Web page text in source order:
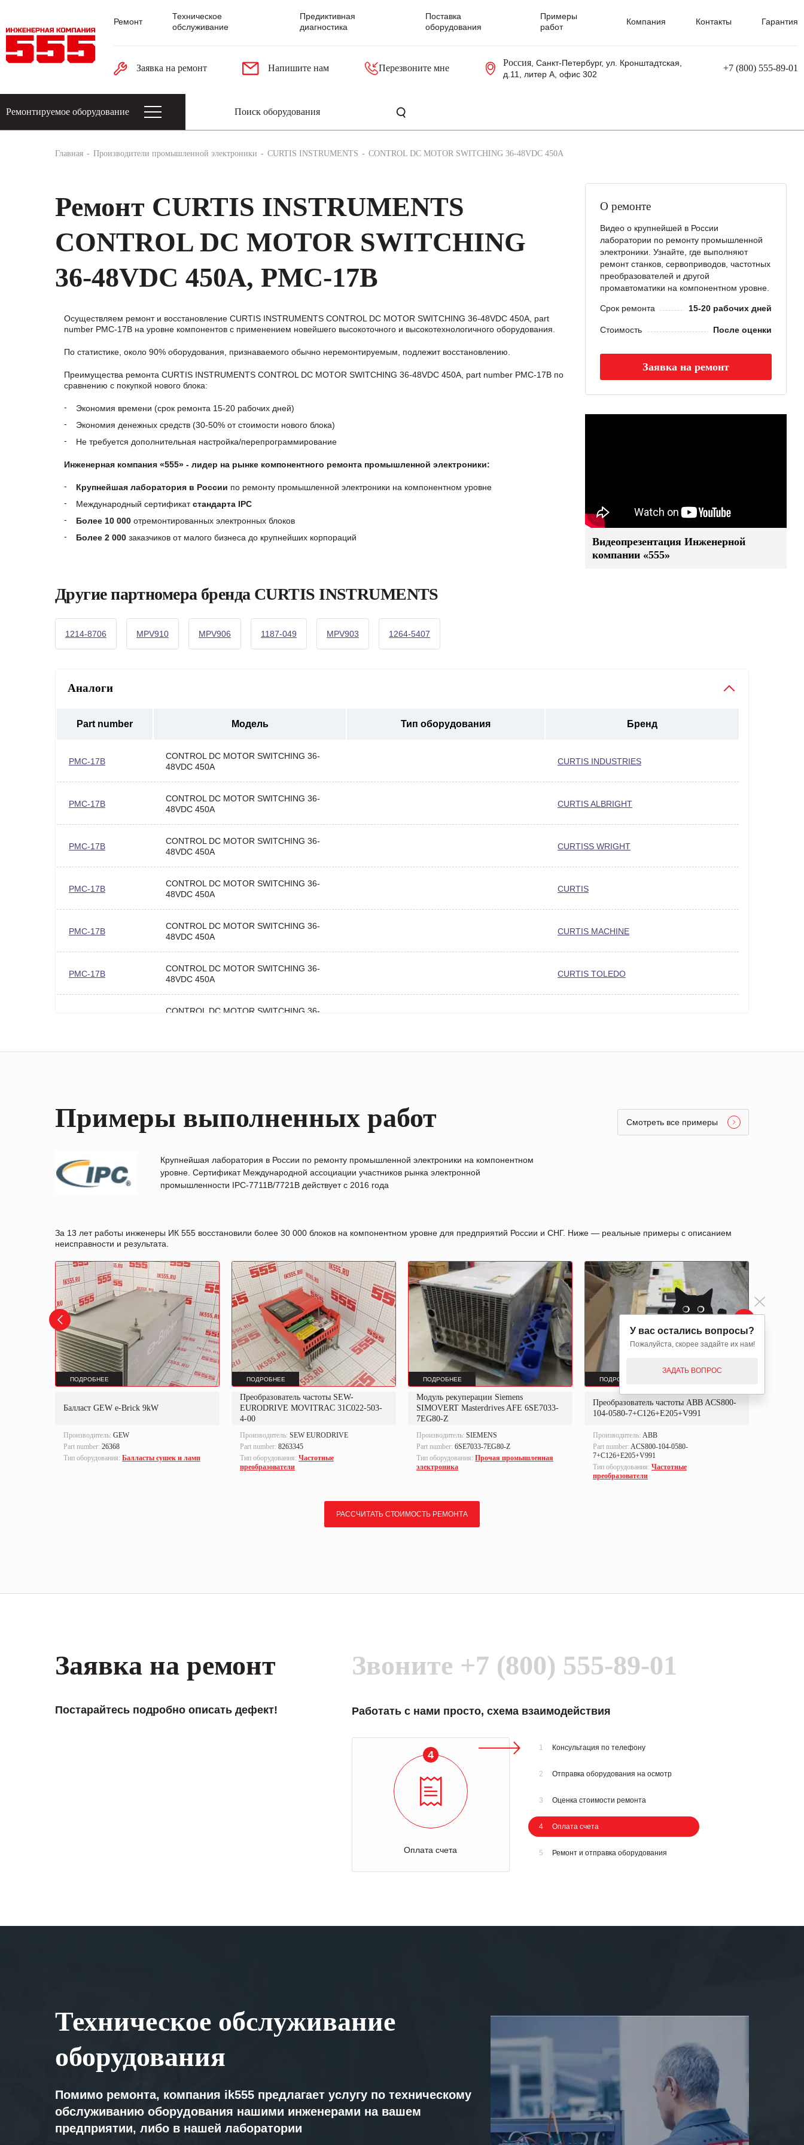
Ремонт
Техническое
обслуживание
Предиктивная
диагностика
Поставка
оборудования
Примеры
работ
Компания Контакты Гарантия
Заявка на ремонт Напишите нам Перезвоните мне
Россия, Санкт-Петербург, ул. Кронштадтская,
д.11, литер А, офис 302
+7 (800) 555-89-01
Ремонтируемое оборудование
Главная Производители промышленной электроники CURTIS INSTRUMENTS CONTROL DC MOTOR SWITCHING 36-48VDC 450A
Ремонт CURTIS INSTRUMENTS
CONTROL DC MOTOR SWITCHING
36-48VDC 450A, PMC-17B
Осуществляем ремонт и восстановление CURTIS INSTRUMENTS CONTROL DC MOTOR SWITCHING 36-48VDC 450A, part
number PMC-17B на уровне компонентов с применением новейшего высокоточного и высокотехнологичного оборудования.
По статистике, около 90% оборудования, признаваемого обычно неремонтируемым, подлежит восстановлению.
Преимущества ремонта CURTIS INSTRUMENTS CONTROL DC MOTOR SWITCHING 36-48VDC 450A, part number PMC-17B по
сравнению с покупкой нового блока:
Экономия времени (срок ремонта 15-20 рабочих дней)
Экономия денежных средств (30-50% от стоимости нового блока)
Не требуется дополнительная настройка/перепрограммирование
Инженерная компания «555» - лидер на рынке компонентного ремонта промышленной электроники:
Крупнейшая лаборатория в России по ремонту промышленной электроники на компонентном уровне
Международный сертификатстандарта IPC
Более 10 000 отремонтированных электронных блоков
Более 2 000 заказчиков от малого бизнеса до крупнейших корпораций
Другие партномера бренда CURTIS INSTRUMENTS
1214-8706 MPV910 MPV906 1187-049 MPV903 1264-5407
О ремонте
Видео о крупнейшей в России
лаборатории по ремонту промышленной
электроники. Узнайте, где выполняют
ремонт станков, сервоприводов, частотных
преобразователей и другой
промавтоматики на компонентном уровне.
Срок ремонта 15-20 рабочих дней
Стоимость После оценки
Заявка на ремонт
Видеопрезентация Инженерной
компании «555»
Аналоги
Part number Модель Тип оборудования Бренд
PMC-17B
CONTROL DC MOTOR SWITCHING 36-
48VDC 450A
CURTIS INDUSTRIES
PMC-17B
CONTROL DC MOTOR SWITCHING 36-
48VDC 450A
CURTIS ALBRIGHT
PMC-17B
CONTROL DC MOTOR SWITCHING 36-
48VDC 450A
CURTISS WRIGHT
PMC-17B
CONTROL DC MOTOR SWITCHING 36-
48VDC 450A
CURTIS
PMC-17B
CONTROL DC MOTOR SWITCHING 36-
48VDC 450A
CURTIS MACHINE
PMC-17B
CONTROL DC MOTOR SWITCHING 36-
48VDC 450A
CURTIS TOLEDO
CONTROL DC MOTOR SWITCHING 36-
Примеры выполненных работ
Крупнейшая лаборатория в России по ремонту промышленной электроники на компонентном
уровне. Сертификат Международной ассоциации участников рынка электронной
промышленности IPC-7711B/7721B действует с 2016 года
Смотреть все примеры
За 13 лет работы инженеры ИК 555 восстановили более 30 000 блоков на компонентном уровне для предприятий России и СНГ. Ниже — реальные примеры с описанием
неисправности и результата.
ПОДРОБНЕЕ
Балласт GEW e-Brick 9kW
Производитель: GEW
Part number: 26368
Тип оборудования: Балласты сушек и ламп
ПОДРОБНЕЕ
Преобразователь частоты SEW-
EURODRIVE MOVITRAC 31C022-503-
4-00
Производитель: SEW EURODRIVE
Part number: 8263345
Тип оборудования: Частотные
преобразователи
ПОДРОБНЕЕ
Модуль рекуперации Siemens
SIMOVERT Masterdrives AFE 6SE7033-
7EG80-Z
Производитель: SIEMENS
Part number: 6SE7033-7EG80-Z
Тип оборудования: Прочая промышленная
электроника
ПОДРОБНЕЕ
Преобразователь частоты ABB ACS800-
104-0580-7+C126+E205+V991
Производитель: ABB
Part number: ACS800-104-0580-
7+C126+E205+V991
Тип оборудования: Частотные
преобразователи
РАССЧИТАТЬ СТОИМОСТЬ РЕМОНТА
Заявка на ремонт
Постарайтесь подробно описать дефект!
Звоните +7 (800) 555-89-01
Работать с нами просто, схема взаимодействия
4
Оплата счета
1 Консультация по телефону
2 Отправка оборудования на осмотр
3 Оценка стоимости ремонта
4 Оплата счета
5 Ремонт и отправка оборудования
Техническое обслуживание
оборудования
Помимо ремонта, компания ik555 предлагает услугу по техническому
обслуживанию оборудования нашими инженерами на вашем
предприятии, либо в нашей лаборатории
У вас остались вопросы?
Пожалуйста, скорее задайте их нам!
ЗАДАТЬ ВОПРОС